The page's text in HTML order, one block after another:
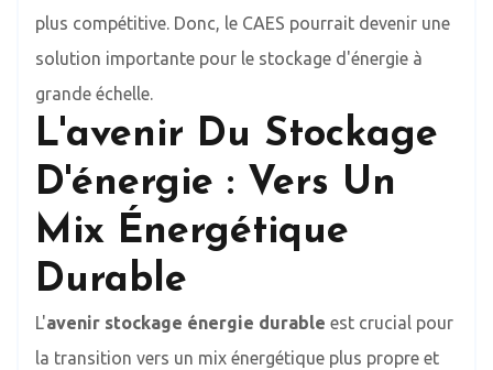
plus compétitive. Donc, le CAES pourrait devenir une
solution importante pour le stockage d'énergie à
grande échelle.
L'avenir Du Stockage
D'énergie : Vers Un
Mix Énergétique
Durable
L'avenir stockage énergie durable est crucial pour
la transition vers un mix énergétique plus propre et